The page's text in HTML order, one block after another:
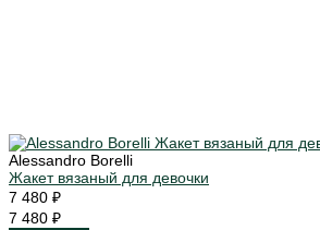
Alessandro Borelli
Жакет вязаный для девочки
7 480 ₽
7 480 ₽